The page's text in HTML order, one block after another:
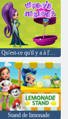
Qu'est-ce qu'il y a à l'intérieur?
Stand de limonade